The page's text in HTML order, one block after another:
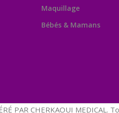
Maquillage
Bébés & Mamans
PAR CHERKAOUI MEDICAL.